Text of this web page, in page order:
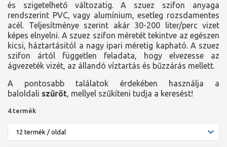
és szigetelhető változatig. A szuez szifon anyaga
rendszerint PVC, vagy alumínium, esetleg rozsdamentes
acél. Teljesítménye szerint akár 30-200 liter/perc vizet
képes elnyelni. A szuez szifon méretét tekintve az egészen
kicsi, háztartásitól a nagy ipari méretig kapható. A szuez
szifon ártól független feladata, hogy elvezesse az
ágvezeték vizét, az állandó víztartás és bűzzárás mellett.
A pontosabb találatok érdekében használja a
baloldali szűrőt, mellyel szűkíteni tudja a keresést!
4 termék